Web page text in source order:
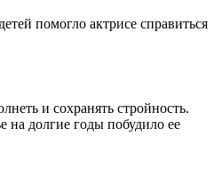
помогло актрисе справиться
и сохранять стройность.
на долгие годы побудило ее